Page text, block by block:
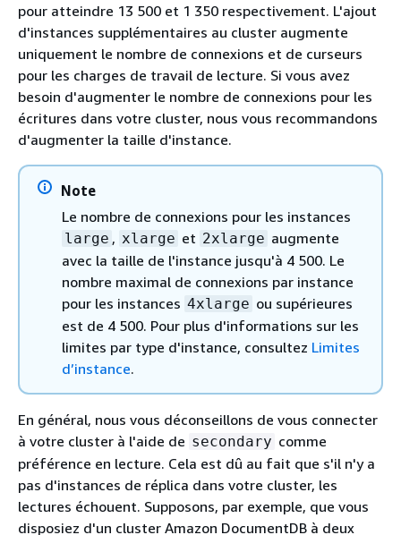
pour atteindre 13 500 et 1 350 respectivement. L'ajout
d'instances supplémentaires au cluster augmente
uniquement le nombre de connexions et de curseurs
pour les charges de travail de lecture. Si vous avez
besoin d'augmenter le nombre de connexions pour les
écritures dans votre cluster, nous vous recommandons
d'augmenter la taille d'instance.
Note
Le nombre de connexions pour les instances
large , xlarge et 2xlarge augmente
avec la taille de l'instance jusqu'à 4 500. Le
nombre maximal de connexions par instance
pour les instances 4xlarge ou supérieures
est de 4 500. Pour plus d'informations sur les
limites par type d'instance, consultez Limites
d’instance.
En général, nous vous déconseillons de vous connecter
à votre cluster à l'aide de secondary comme
préférence en lecture. Cela est dû au fait que s'il n'y a
pas d'instances de réplica dans votre cluster, les
lectures échouent. Supposons, par exemple, que vous
disposiez d'un cluster Amazon DocumentDB à deux